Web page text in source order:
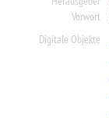
Vorwort
Digitale Objekte